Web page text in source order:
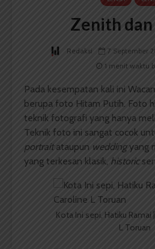
Zenith
Redaksi 7 September
1 menit waktu
Pada kesempatan kali ini
berupa foto Hitam Putih. Foto
teknik fotografi yang hanya
Teknik foto ini sangat cocok
portraitataupun weddingyang
yang terkesan klasik, historic
Kota Ini sepi, Hatiku Ramai
L Toruan